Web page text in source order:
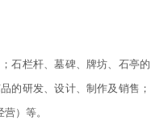
石栏杆、墓碑、牌坊、石亭的
的研发、设计、制作及销售；
）等。